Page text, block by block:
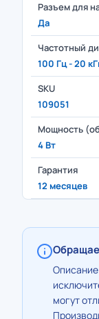
Разъем для
Да
Частотный
100 Гц - 20
SKU
109051
Мощность
4 Вт
Гарантия
12 месяцев
Описание
могут